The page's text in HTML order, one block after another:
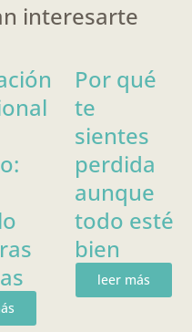
interesarte
Por qué
te
sientes
perdida
aunque
todo esté
bien
leer más